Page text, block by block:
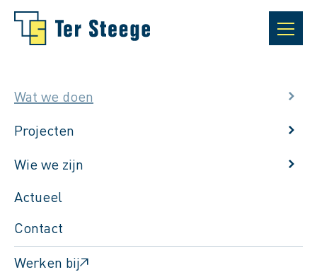
Wat we doen
Projecten
Wie we zijn
Actueel
Contact
Werken bij